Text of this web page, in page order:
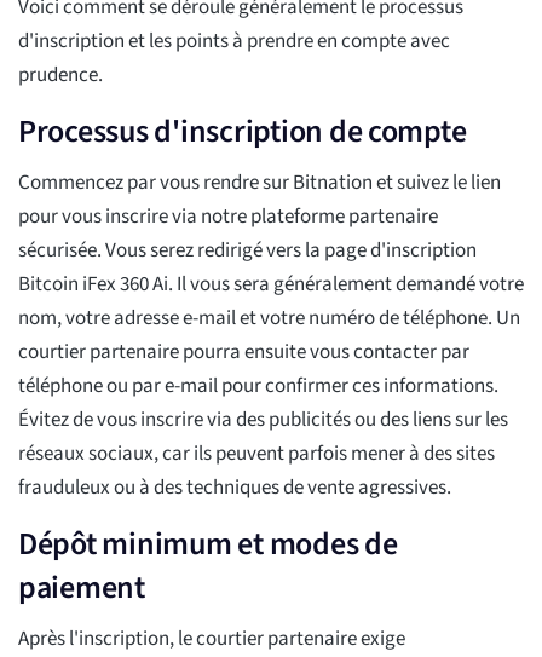
Voici comment se déroule généralement le processus
d'inscription et les points à prendre en compte avec
prudence.
Processus d'inscription de compte
Commencez par vous rendre sur Bitnation et suivez le lien
pour vous inscrire via notre plateforme partenaire
sécurisée. Vous serez redirigé vers la page d'inscription
Bitcoin iFex 360 Ai. Il vous sera généralement demandé votre
nom, votre adresse e-mail et votre numéro de téléphone. Un
courtier partenaire pourra ensuite vous contacter par
téléphone ou par e-mail pour confirmer ces informations.
Évitez de vous inscrire via des publicités ou des liens sur les
réseaux sociaux, car ils peuvent parfois mener à des sites
frauduleux ou à des techniques de vente agressives.
Dépôt minimum et modes de
paiement
Après l'inscription, le courtier partenaire exige